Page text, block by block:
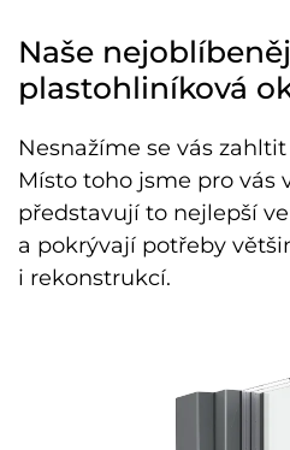
Naše
plastohliníková
Nesnažíme se vás
Místo toho jsme pro vás
představují to nejlepší
a pokrývají potřeby
i rekonstrukcí.